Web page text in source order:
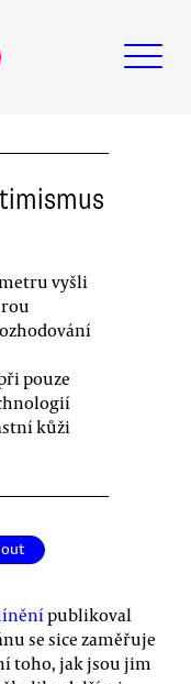
vyšli
pouze
kůži
publikoval
se sice zaměřuje
toho, jak jsou jim